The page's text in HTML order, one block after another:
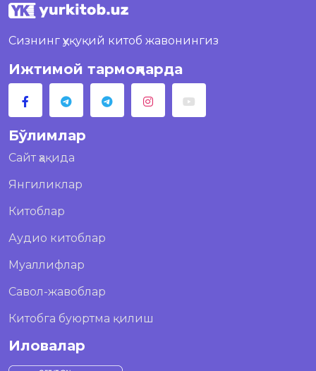
Сизнинг ҳуқуқий китоб жавонингиз
Ижтимой тармоқларда
Бўлимлар
Сайт ҳақида
Янгиликлар
Китоблар
Аудио китоблар
Муаллифлар
Савол-жавоблар
Китобга буюртма қилиш
Иловалар